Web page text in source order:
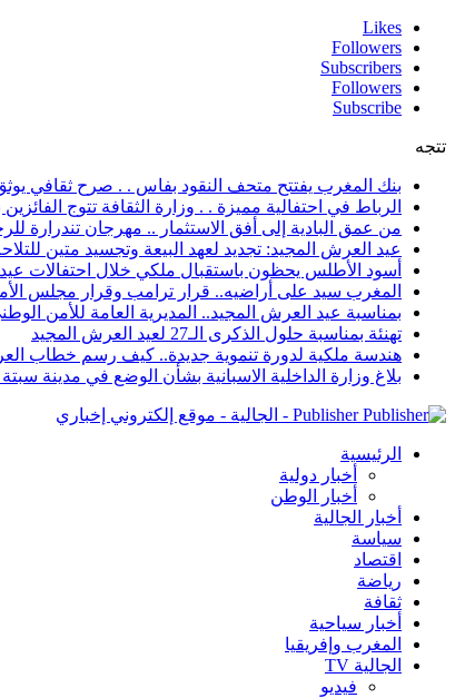
Likes
Followers
Subscribers
Followers
Subscribe
تتجه
بنك المغرب يفتتح متحف النقود بفاس . . صرح ثقافي يوثق
الرباط في احتفالية مميزة . . وزارة الثقافة تتوج الفائزين
من عمق البادية إلى أفق الاستثمار .. مهرجان تندرارة
عيد العرش المجيد: تجديد لعهد البيعة وتجسيد متين
أسود الأطلس يحظون باستقبال ملكي خلال احتفالات
المغرب سيد على أراضيه.. قرار ترامب وقرار مجلس الأمن 2797 يعززان الزخم
بمناسبة عيد العرش المجيد.. المديرية العامة للأمن
تهنئة بمناسبة حلول الذكرى الـ27 لعيد العرش المجيد
هندسة ملكية لدورة تنموية جديدة.. كيف رسم خطاب
بلاغ وزارة الداخلية الاسبانية بشأن الوضع في مدينة سبتة
Publisher - الجالية - موقع إلكتروني إخباري
الرئيسية
أخبار دولية
أخبار الوطن
أخبار الجالية
سياسة
اقتصاد
رياضة
ثقافة
أخبار سياحية
المغرب وإفريقيا
الجالية TV
فيديو